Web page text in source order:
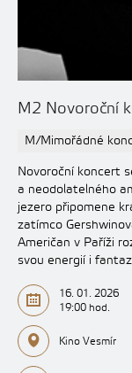
M2 Novoroční
M/Mimořádné
Novoroční koncert
a neodolatelného
jezero připomene
zatímco
Američan v Paříži
svou energií i
16. 01. 2026
19:00 hod.
Kino Vesmír